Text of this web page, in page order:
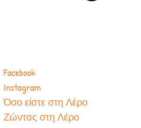
Facebook
Instagram
Όσο είστε στη Λέρο
Ζώντας στη Λέρο